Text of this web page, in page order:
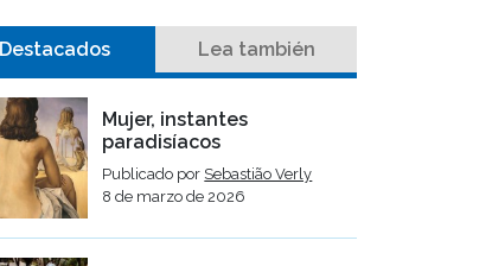
Destacados Lea también
Mujer, instantes
paradisíacos
Publicado por Sebastião Verly
8 de marzo de 2026